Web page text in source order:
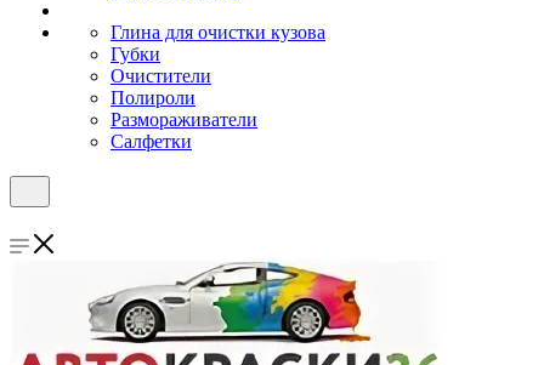
Глина для очистки кузова
Губки
Очистители
Полироли
Размораживатели
Салфетки